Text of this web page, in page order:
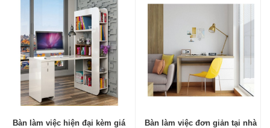
Bàn làm việc hiện đại kèm giá
Bàn làm việc đơn giản tại nhà